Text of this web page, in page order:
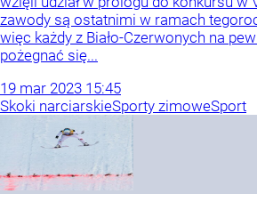
zawody są ostatnimi w ramach
więc każdy z Biało-Czerwonych na
pożegnać się...
19 mar 2023 15:45
Skoki narciarskieSporty zimoweSport